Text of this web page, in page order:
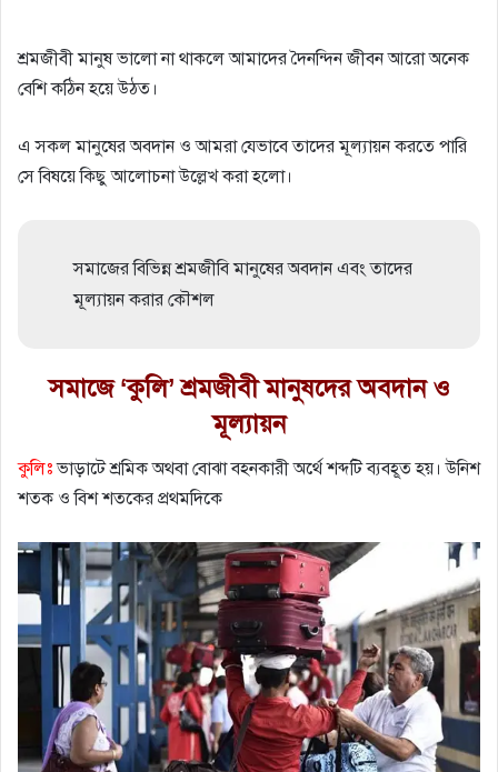
শ্রমজীবী মানুষ ভালো না থাকলে আমাদের দৈনন্দিন জীবন আরো অনেক
বেশি কঠিন হয়ে উঠত।
এ সকল মানুষের অবদান ও আমরা যেভাবে তাদের মূল্যায়ন করতে পারি
সে বিষয়ে কিছু আলোচনা উল্লেখ করা হলো।
সমাজের বিভিন্ন শ্রমজীবি মানুষের অবদান এবং তাদের
মূল্যায়ন করার কৌশল
সমাজে ‘কুলি’ শ্রমজীবী মানুষদের অবদান ও
মূল্যায়ন
কুলিঃভাড়াটে শ্রমিক অথবা বোঝা বহনকারী অর্থে শব্দটি ব্যবহূত হয়। উনিশ
শতক ও বিশ শতকের প্রথমদিকে